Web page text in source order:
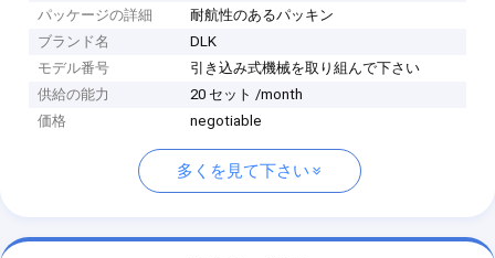
パッケージの詳細
耐航性のあるパッキン
ブランド名
DLK
モデル番号
引き込み式機械を取り組んで下さい
供給の能力
20 セット /month
価格
negotiable
多くを見て下さい